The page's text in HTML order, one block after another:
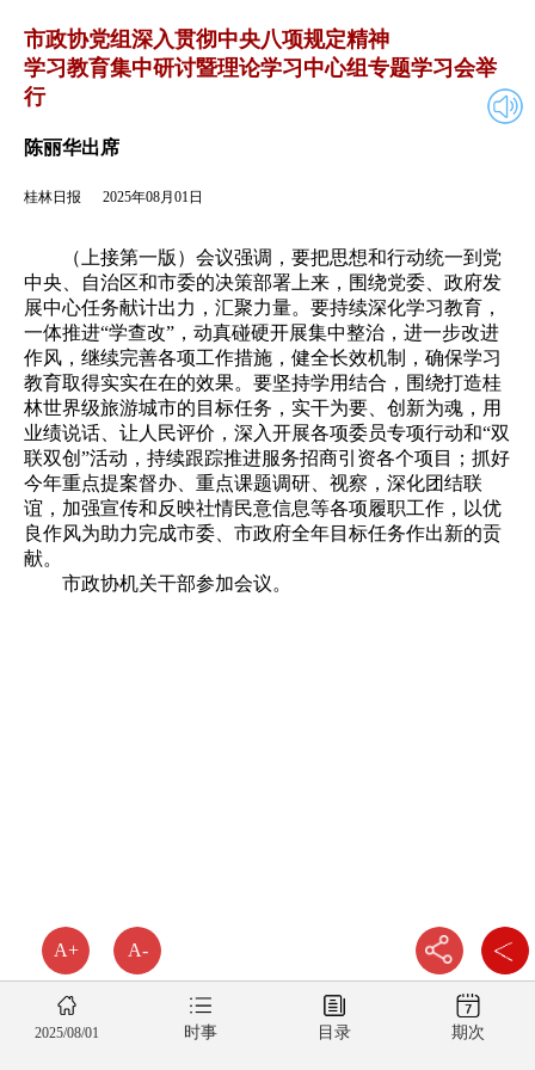
A+ A-
2025年08月01日
市政协党组深入贯彻中央八项规定精神
学习教育集中研讨暨理论学习中心组专题学习会举
行
陈丽华出席
桂林日报 2025年08月01日
（上接第一版）会议强调，要把思想和行动统一到党
中央、自治区和市委的决策部署上来，围绕党委、政府发
展中心任务献计出力，汇聚力量。要持续深化学习教育，
一体推进“学查改”，动真碰硬开展集中整治，进一步改进
作风，继续完善各项工作措施，健全长效机制，确保学习
教育取得实实在在的效果。要坚持学用结合，围绕打造桂
林世界级旅游城市的目标任务，实干为要、创新为魂，用
业绩说话、让人民评价，深入开展各项委员专项行动和“双
联双创”活动，持续跟踪推进服务招商引资各个项目；抓好
今年重点提案督办、重点课题调研、视察，深化团结联
谊，加强宣传和反映社情民意信息等各项履职工作，以优
良作风为助力完成市委、市政府全年目标任务作出新的贡
献。
市政协机关干部参加会议。
2025/08/01 时事 目录 期次